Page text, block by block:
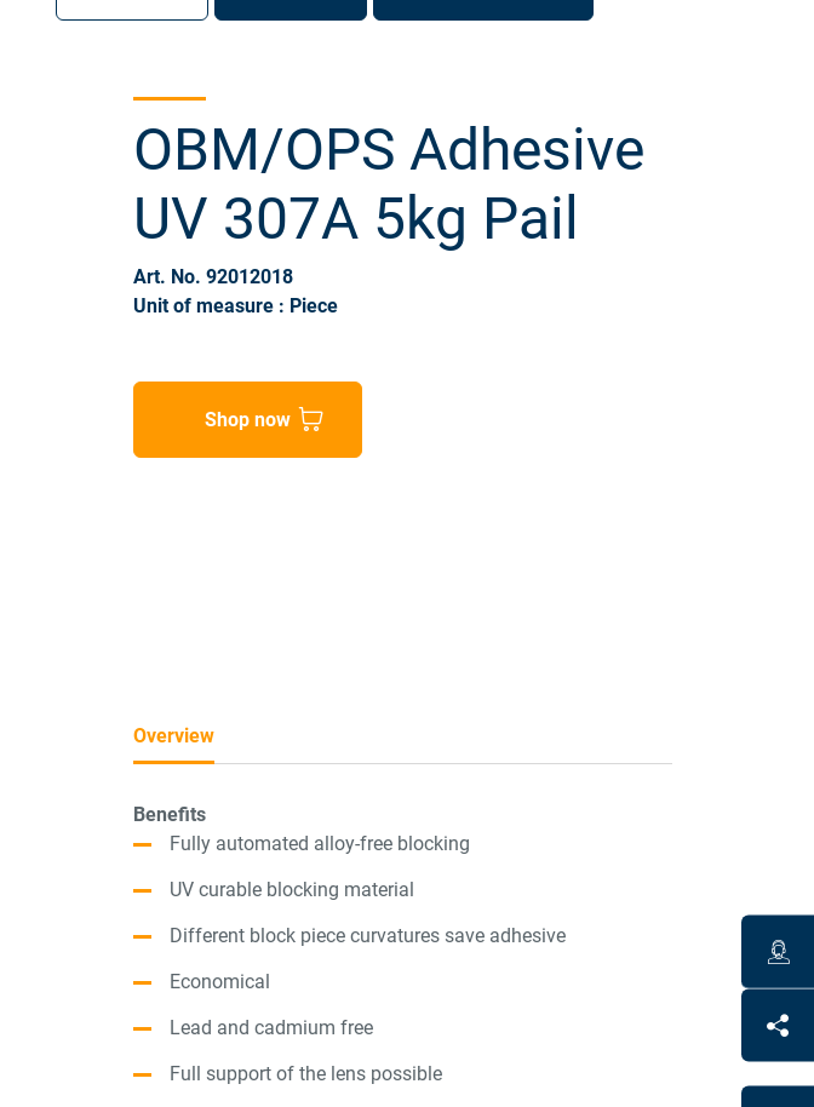
OBM/OPS Adhesive
UV 307A 5kg Pail
Art. No. 92012018
Unit of measure : Piece
Shop now
Overview
Benefits
Fully automated alloy-free blocking
UV curable blocking material
Different block piece curvatures save adhesive
Economical
Lead and cadmium free
Full support of the lens possible